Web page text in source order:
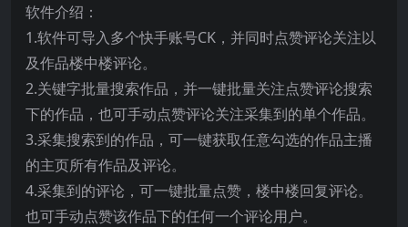
软件介绍：
1.软件可导入多个快手账号CK，并同时点赞评论关注以
及作品楼中楼评论。
2.关键字批量搜索作品，并一键批量关注点赞评论搜索
下的作品，也可手动点赞评论关注采集到的单个作品。
3.采集搜索到的作品，可一键获取任意勾选的作品主播
的主页所有作品及评论。
4.采集到的评论，可一键批量点赞，楼中楼回复评论。
也可手动点赞该作品下的任何一个评论用户。